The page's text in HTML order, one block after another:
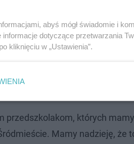
ze starych ulotek można
19 maja. Plac zabaw przy
przerw.
przedszkolakom, których
Mamy nadzieję, że
abyś mógł świadomie i
informacje dotyczące przetwarzania
kliknięciu w „Ustawienia”.